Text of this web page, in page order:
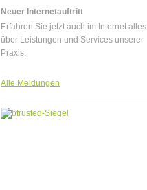
Neuer Internetauftritt
Erfahren Sie jetzt auch im Internet alles
über Leistungen und Services unserer
Praxis.
Alle Meldungen